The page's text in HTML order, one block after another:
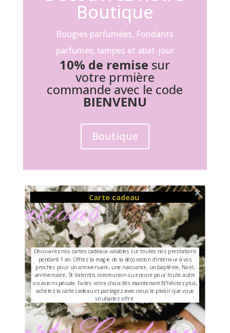
Boutique
Bougies parfumées, Fondants
parfumés, lampes et abat-jour
10% de remise sur
votre prmière
commande avec le code
BIENVENU
Boutique
Carte cadeau
Découvrez nos cartes cadeaux valables sur toutes nos prestations
pendant 1 an. Offrez la magie de la décoration d’intérieur à vos
proches pour un anniversaire, une naissance, un baptême, Noël,
anniversaire, St Valentin, communion ou encore pour toute autre
occasion spéciale. Faites votre choix dès maintenant.N’hésitez plus,
achetez la carte cadeau et partagez avec nous le plaisir que vous
souhaitez offrir.